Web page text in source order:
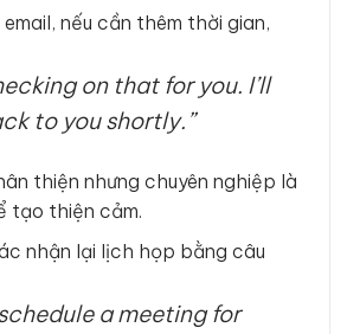
nếu cần thêm thời gian,
on that for you. I’ll
to you shortly.”
thiện nhưng chuyên nghiệp là
tạo thiện cảm.
nhận lại lịch họp bằng câu
schedule a meeting for